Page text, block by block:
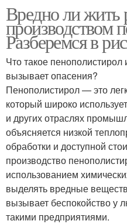
Вредно ли жить
производством
Разберемся в
Что такое
вызывает опасения?
Пенополистирол — это
который широко
и других отраслях
объясняется низкой
обработки и доступной
производство
использованием
выделять вредные
вызывает беспокойство у
такими предприятиями.